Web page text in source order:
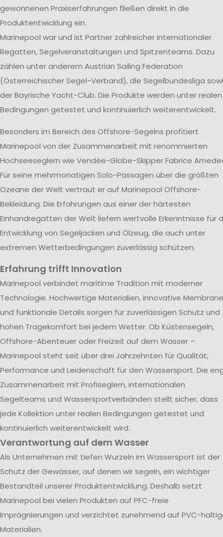
gewonnenen Praxiserfahrungen fließen direkt in die
Produktentwicklung ein.
Marinepool war und ist Partner zahlreicher internationaler
Regatten, Segelveranstaltungen und Spitzenteams. Dazu
zählen unter anderem Austrian Sailing Federation
(Österreichischer Segel-Verband), die Segelbundesliga
der Bayrische Yacht-Club. Die Produkte werden unter realen
Bedingungen getestet und kontinuierlich weiterentwickelt.
Besonders im Bereich des Offshore-Segelns profitiert
Marinepool von der Zusammenarbeit mit renommierten
Hochseeseglern wie Vendée-Globe-Skipper Fabrice
Für seine mehrmonatigen Solo-Passagen über die größten
Ozeane der Welt vertraut er auf Marinepool Offshore-
Bekleidung. Die Erfahrungen aus einer der härtesten
Einhandregatten der Welt liefern wertvolle Erkenntnisse für
Entwicklung von Segeljacken und Ölzeug, die auch unter
extremen Wetterbedingungen zuverlässig schützen.
Erfahrung trifft Innovation
Marinepool verbindet maritime Tradition mit moderner
Technologie. Hochwertige Materialien, innovative
und funktionale Details sorgen für zuverlässigen Schutz und
hohen Tragekomfort bei jedem Wetter. Ob Küstensegeln,
Offshore-Abenteuer oder Freizeit auf dem Wasser –
Marinepool steht seit über drei Jahrzehnten für Qualität,
Performance und Leidenschaft für den Wassersport. Die
Zusammenarbeit mit Profiseglern, internationalen
Segelteams und Wassersportverbänden stellt sicher, dass
jede Kollektion unter realen Bedingungen getestet und
kontinuierlich weiterentwickelt wird.
Verantwortung auf dem Wasser
Als Unternehmen mit tiefen Wurzeln im Wassersport ist der
Schutz der Gewässer, auf denen wir segeln, ein wichtiger
Bestandteil unserer Produktentwicklung. Deshalb setzt
Marinepool bei vielen Produkten auf PFC-freie
Imprägnierungen und verzichtet zunehmend auf PVC-
Materialien.